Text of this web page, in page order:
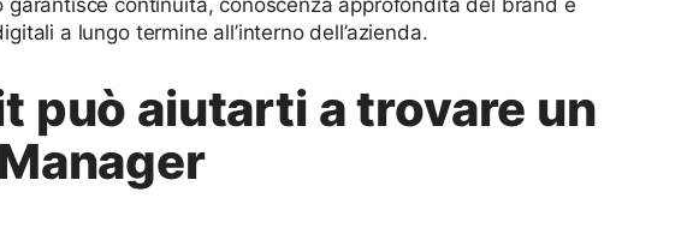
garantisce continuità, conoscenza approfondita del brand e
a lungo termine all’interno dell’azienda.
può aiutarti a trovare un